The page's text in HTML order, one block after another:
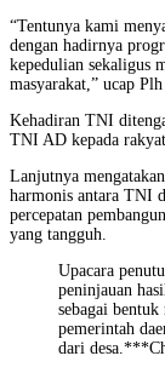
“Tentunya kami
dengan hadirnya
kepedulian sekaligus
masyarakat,” ucap
Kehadiran TNI
TNI AD kepada rakyat.
Lanjutnya
harmonis antara TNI
percepatan
yang tangguh.
Upacara
peninjauan
sebagai
pemerintah
dari